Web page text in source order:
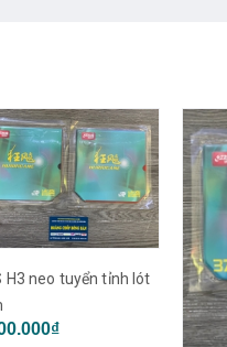
H3 neo tuyển tỉnh lót